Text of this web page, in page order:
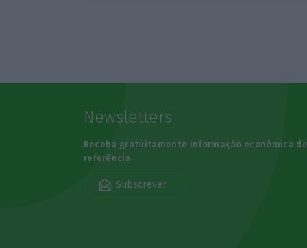
Newsletters
Receba gratuitamente informação económica
referência
Subscrever